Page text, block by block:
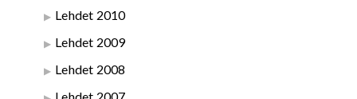
Lehdet 2010
Lehdet 2009
Lehdet 2008